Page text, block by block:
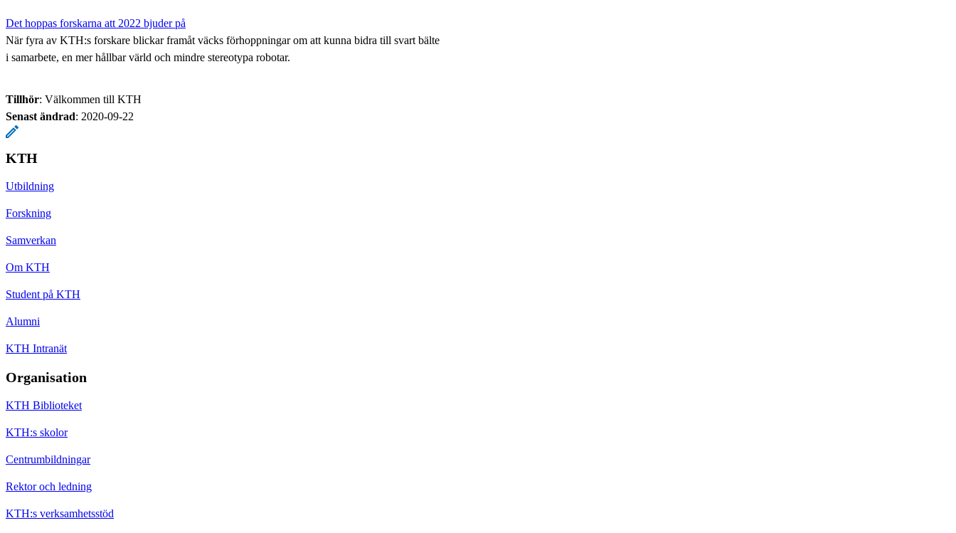
Det hoppas forskarna att 2022 bjuder på
När fyra av KTH:s forskare blickar framåt väcks förhoppningar om att kunna bidra till svart bälte
i samarbete, en mer hållbar värld och mindre stereotypa robotar.
Tillhör: Välkommen till KTH
Senast ändrad: 2020-09-22
KTH
Utbildning
Forskning
Samverkan
Om KTH
Student på KTH
Alumni
KTH Intranät
Organisation
KTH Biblioteket
KTH:s skolor
Centrumbildningar
Rektor och ledning
KTH:s verksamhetsstöd